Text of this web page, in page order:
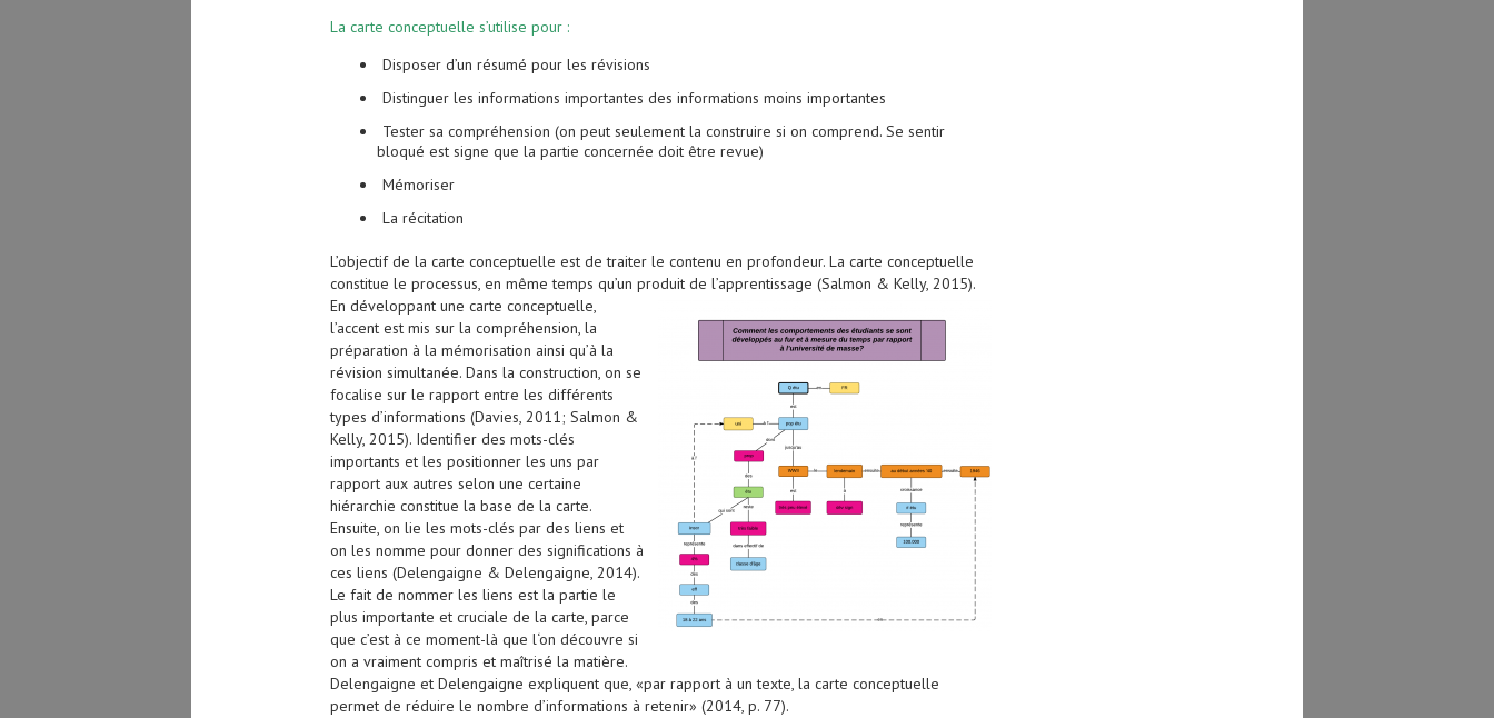
La carte conceptuelle s’utilise pour :
Disposer d’un résumé pour les révisions
Distinguer les informations importantes des informations moins importantes
Tester sa compréhension (on peut seulement la construire si on comprend. Se sentir
bloqué est signe que la partie concernée doit être revue)
Mémoriser
La récitation
L’objectif de la carte conceptuelle est de traiter le contenu en profondeur. La carte conceptuelle
constitue le processus, en même temps qu’un produit de l’apprentissage (Salmon & Kelly, 2015).
En développant une carte conceptuelle,
l’accent est mis sur la compréhension, la
préparation à la mémorisation ainsi qu’à la
révision simultanée. Dans la construction, on se
focalise sur le rapport entre les différents
types d’informations (Davies, 2011; Salmon &
Kelly, 2015). Identifier des mots-clés
importants et les positionner les uns par
rapport aux autres selon une certaine
hiérarchie constitue la base de la carte.
Ensuite, on lie les mots-clés par des liens et
on les nomme pour donner des significations à
ces liens (Delengaigne & Delengaigne, 2014).
Le fait de nommer les liens est la partie le
plus importante et cruciale de la carte, parce
que c’est à ce moment-là que l‘on découvre si
on a vraiment compris et maîtrisé la matière.
Delengaigne et Delengaigne expliquent que, «par rapport à un texte, la carte conceptuelle
permet de réduire le nombre d’informations à retenir» (2014, p. 77).